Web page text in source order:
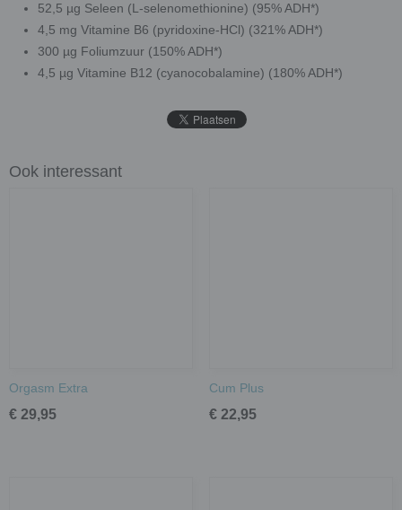
52,5 µg Seleen (L-selenomethionine) (95% ADH*)
4,5 mg Vitamine B6 (pyridoxine-HCl) (321% ADH*)
300 µg Foliumzuur (150% ADH*)
4,5 µg Vitamine B12 (cyanocobalamine) (180% ADH*)
Ook interessant
Orgasm Extra
€ 29,95
Cum Plus
€ 22,95